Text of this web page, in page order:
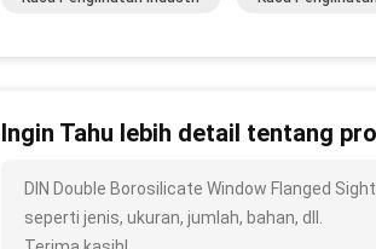
Ingin Tahu lebih detail tentang
DIN Double Borosilicate Window Flanged
seperti jenis, ukuran, jumlah, bahan, dll.